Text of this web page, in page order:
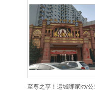
至尊之享！运城哪家ktv